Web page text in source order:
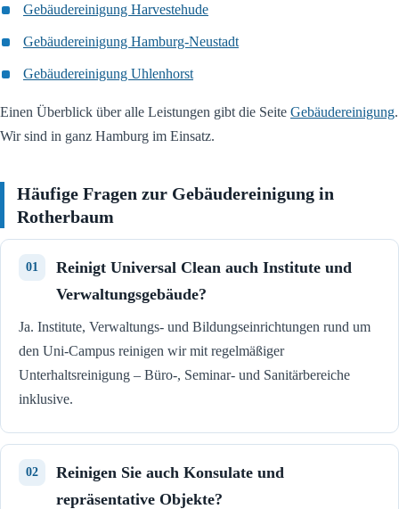
Gebäudereinigung Harvestehude
Gebäudereinigung Hamburg-Neustadt
Gebäudereinigung Uhlenhorst
Einen Überblick über alle Leistungen gibt die Seite Gebäudereinigung.
Wir sind in ganz Hamburg im Einsatz.
Häufige Fragen zur Gebäudereinigung in
Rotherbaum
Reinigt Universal Clean auch Institute und
Verwaltungsgebäude?
Ja. Institute, Verwaltungs- und Bildungseinrichtungen rund um
den Uni-Campus reinigen wir mit regelmäßiger
Unterhaltsreinigung – Büro-, Seminar- und Sanitärbereiche
inklusive.
Reinigen Sie auch Konsulate und
repräsentative Objekte?